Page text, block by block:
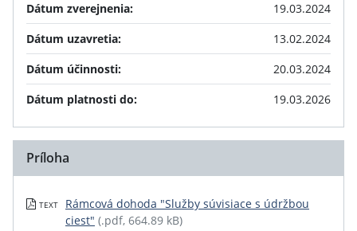
Dátum zverejnenia:
19.03.2024
Dátum uzavretia:
13.02.2024
Dátum účinnosti:
20.03.2024
Dátum platnosti do:
19.03.2026
Príloha
TEXT
Rámcová dohoda "Služby súvisiace s údržbou
ciest" (.pdf, 664.89 kB)